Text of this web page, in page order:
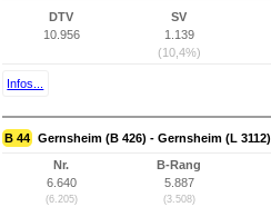
DTV
10.956
SV
1.139
(10,4%)
Infos...
B 44 Gernsheim (B 426) - Gernsheim (L 3112)
Nr.
6.640
(6.205)
B-Rang
5.887
(3.508)